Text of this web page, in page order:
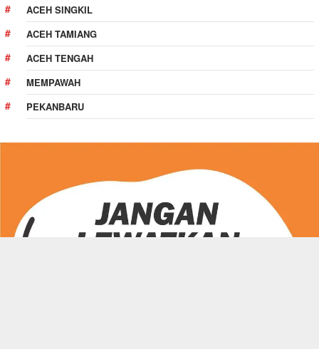
ACEH SINGKIL
ACEH TAMIANG
ACEH TENGAH
MEMPAWAH
PEKANBARU